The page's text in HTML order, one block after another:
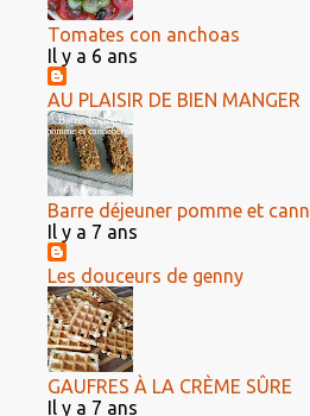
Tomates con anchoas
Il y a 6 ans
AU PLAISIR DE BIEN MANGER
Barre déjeuner pomme et
Il y a 7 ans
Les douceurs de genny
GAUFRES À LA CRÈME SÛRE
Il y a 7 ans